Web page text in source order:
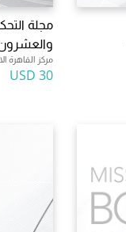
مجلة
مركز القاهرة
30 USD